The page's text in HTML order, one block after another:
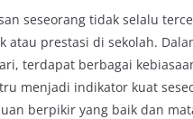
seseorang tidak selalu
atau prestasi di sekolah.
terdapat berbagai
menjadi indikator kuat
berpikir yang baik dan